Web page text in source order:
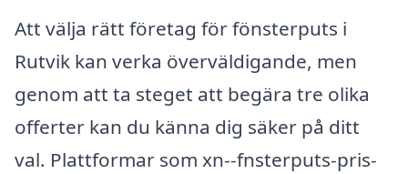
Att välja rätt företag för fönsterputs i
Rutvik kan verka överväldigande, men
genom att ta steget att begära tre olika
offerter kan du känna dig säker på ditt
val. Plattformar som xn--fnsterputs-pris-